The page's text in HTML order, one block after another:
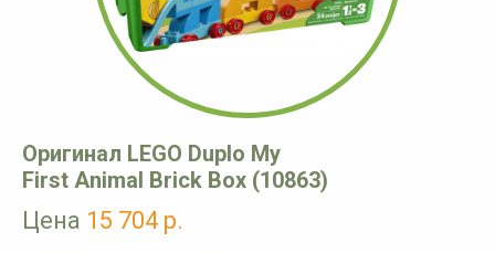
Оригинал LEGO Duplo My
First Animal Brick Box (10863)
Цена 15 704 р.